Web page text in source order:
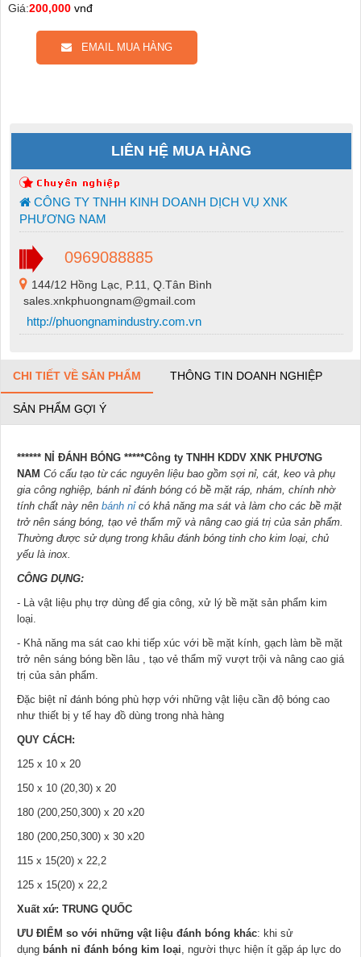
Giá:200,000 vnđ
EMAIL MUA HÀNG
LIÊN HỆ MUA HÀNG
CÔNG TY TNHH KINH DOANH DỊCH VỤ XNK
PHƯƠNG NAM
0969088885
144/12 Hồng Lạc, P.11, Q.Tân Bình
sales.xnkphuongnam@gmail.com
http://phuongnamindustry.com.vn
CHI TIẾT VỀ SẢN PHẨM THÔNG TIN DOANH NGHIỆP
SẢN PHẨM GỢI Ý
****** NỈ ĐÁNH BÓNG *****Công ty TNHH KDDV XNK PHƯƠNG
NAM Có cấu tạo từ các nguyên liệu bao gồm sợi nỉ, cát, keo và phụ
gia công nghiệp, bánh nỉ đánh bóng có bề mặt ráp, nhám, chính nhờ
tính chất này nên bánh nỉcó khả năng ma sát và làm cho các bề mặt
trở nên sáng bóng, tạo vẻ thẩm mỹ và nâng cao giá trị của sản phẩm.
Thường được sử dụng trong khâu đánh bóng tinh cho kim loại, chủ
yếu là inox.
CÔNG DỤNG:
- Là vật liệu phụ trợ dùng để gia công, xử lý bề mặt sản phẩm kim
loại.
- Khả năng ma sát cao khi tiếp xúc với bề mặt kính, gạch làm bề mặt
trở nên sáng bóng bền lâu , tạo vẻ thẩm mỹ vượt trội và nâng cao giá
trị của sản phẩm.
Đặc biệt nỉ đánh bóng phù hợp với những vật liệu cần độ bóng cao
như thiết bị y tế hay đồ dùng trong nhà hàng
QUY CÁCH:
125 x 10 x 20
150 x 10 (20,30) x 20
180 (200,250,300) x 20 x20
180 (200,250,300) x 30 x20
115 x 15(20) x 22,2
125 x 15(20) x 22,2
Xuất xứ: TRUNG QUỐC
ƯU ĐIỂM so với những vật liệu đánh bóng khác: khi sử
dụng bánh nỉ đánh bóng kim loại, người thực hiện ít gặp áp lực do